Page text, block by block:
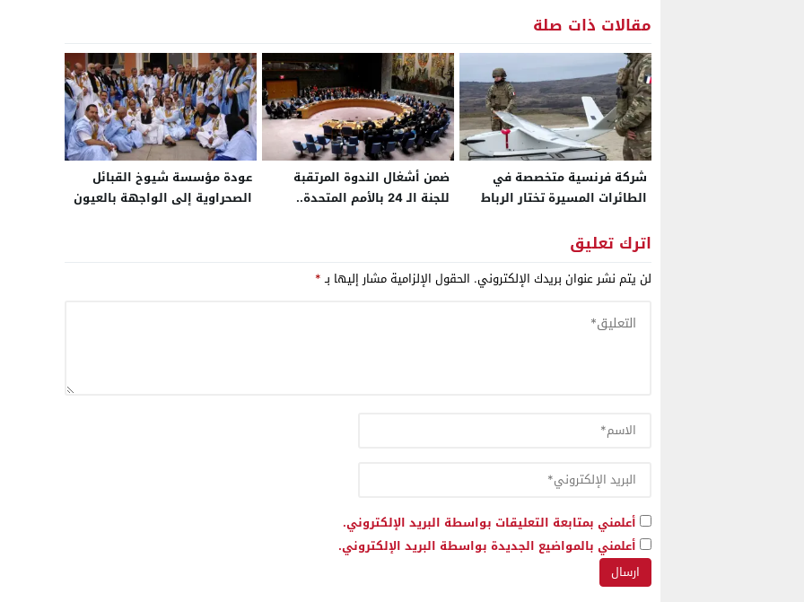
مقالات ذات صلة
شركة فرنسية متخصصة في
الطائرات المسيرة تختار الرباط
حضورها الإقليمي
ضمن أشغال الندوة المرتقبة
للجنة الـ 24 بالأمم المتحدة..
عودة مؤسسة شيوخ القبائل
الصحراوية إلى الواجهة بالعيون
اترك تعليق
لن يتم نشر عنوان بريدك الإلكتروني. الحقول الإلزامية مشار إليها بـ*
أعلمني بمتابعة التعليقات بواسطة البريد الإلكتروني.
أعلمني بالمواضيع الجديدة بواسطة البريد الإلكتروني.